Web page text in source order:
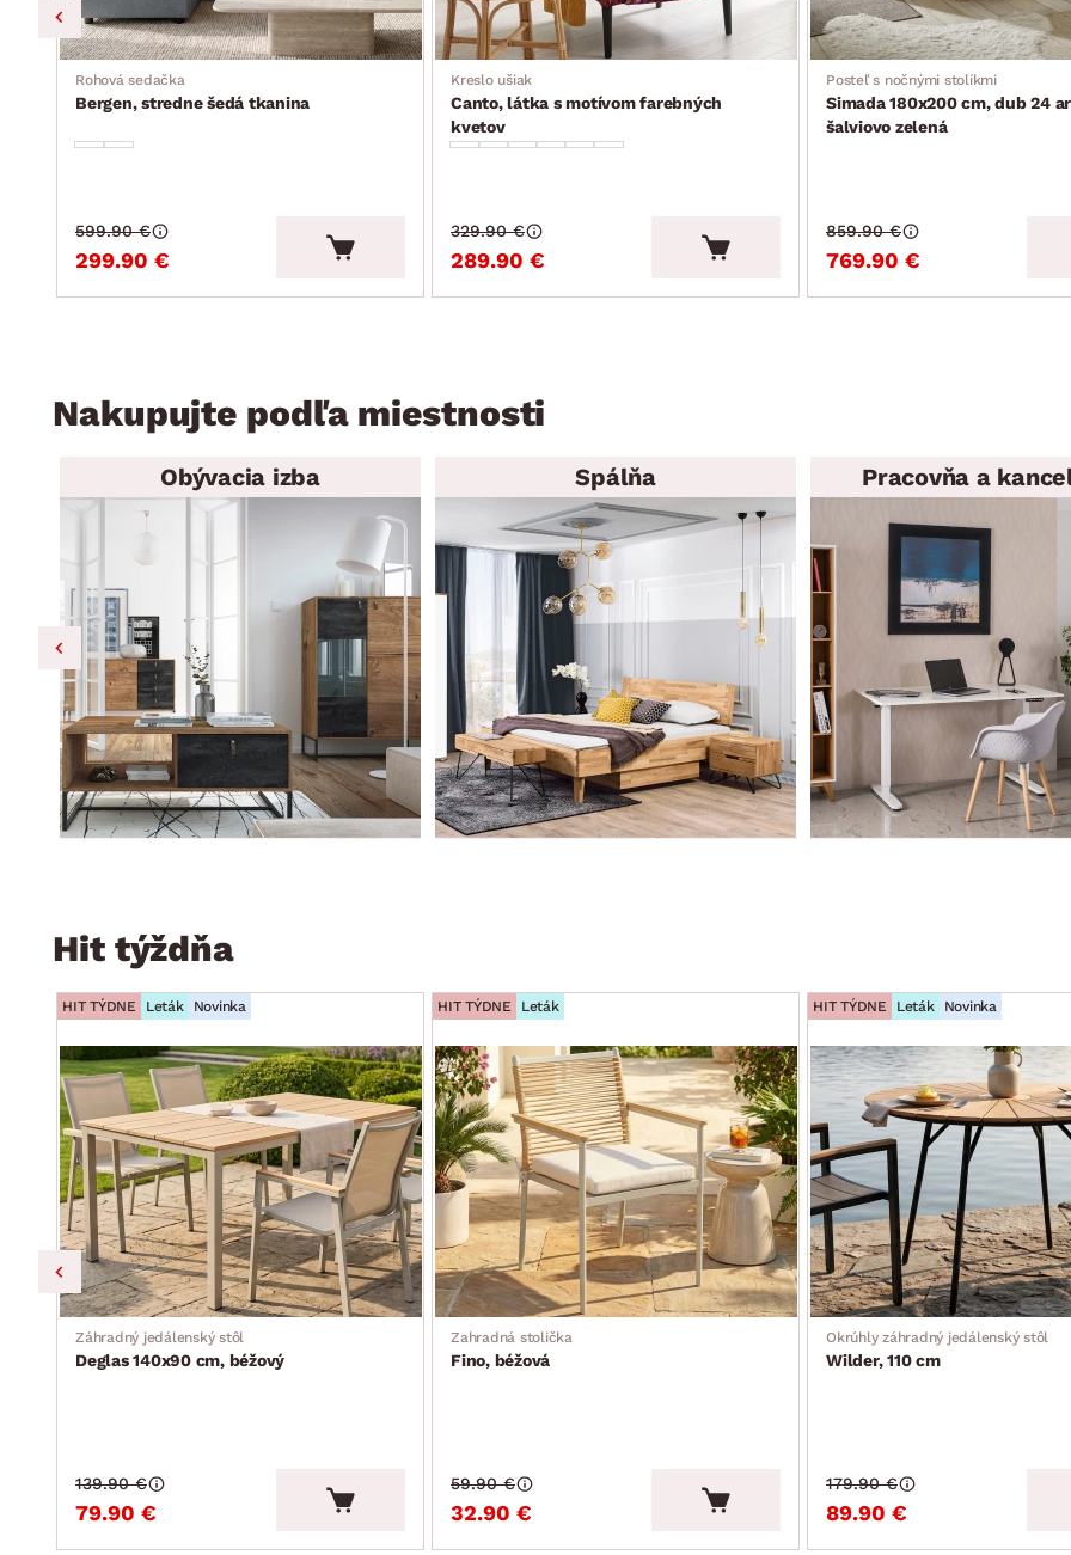
Rohová sedačka
Bergen, stredne šedá tkanina
299.90 €
599.90 €
Kreslo ušiak
Canto, látka s motívom farebných
kvetov
289.90 €
329.90 €
Posteľ s nočnými stolíkmi
Simada 180x200 cm, dub 24
šalviovo zelená
769.90 €
859.90 €
Nakupujte podľa miestnosti
Obývacia izba Spálňa Pracovňa a
Hit týždňa
HIT TÝDNE Leták Novinka
Záhradný jedálenský stôl
Deglas 140x90 cm, béžový
79.90 €
139.90 €
HIT TÝDNE Leták
Zahradná stolička
Fino, béžová
32.90 €
59.90 €
HIT TÝDNE Leták Novinka
Okrúhly záhradný jedálenský stôl
Wilder, 110 cm
89.90 €
179.90 €